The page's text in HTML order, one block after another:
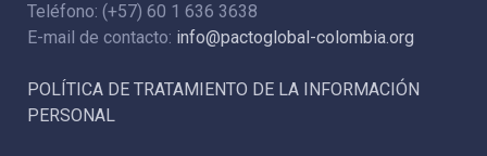
Teléfono: (+57) 60 1 636 3638
E-mail de contacto: info@pactoglobal-colombia.org
POLÍTICA DE TRATAMIENTO DE LA INFORMACIÓN
PERSONAL